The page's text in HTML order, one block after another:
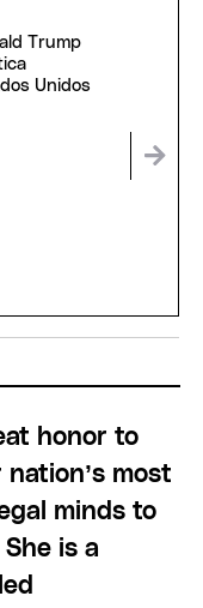
Trump
Unidos
honor to
most
minds to
is a